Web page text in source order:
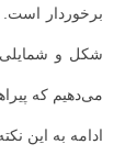
برخوردار است.
شکل و شمایلی
می‌دهیم که
ادامه به این